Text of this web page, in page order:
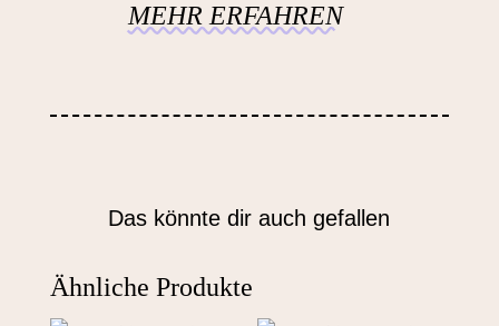
MEHR ERFAHREN
Das könnte dir auch gefallen
Ähnliche Produkte